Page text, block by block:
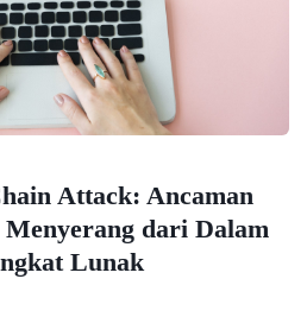
Attack: Ancaman
dari Dalam
Lunak